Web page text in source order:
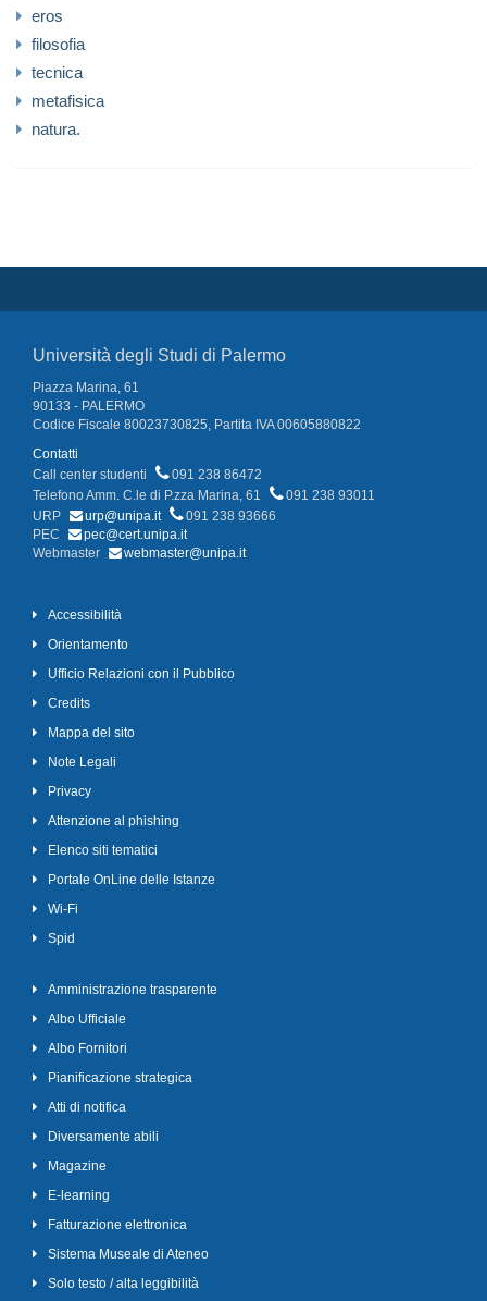
eros
filosofia
tecnica
metafisica
natura.
Università degli Studi di Palermo
Piazza Marina, 61
90133 - PALERMO
Codice Fiscale 80023730825, Partita IVA 00605880822
Contatti
Call center studenti
091 238 86472
Telefono Amm. C.le di P.zza Marina, 61
091 238 93011
URP
urp@unipa.it
091 238 93666
PEC
pec@cert.unipa.it
Webmaster
webmaster@unipa.it
Accessibilità
Orientamento
Ufficio Relazioni con il Pubblico
Credits
Mappa del sito
Note Legali
Privacy
Attenzione al phishing
Elenco siti tematici
Portale OnLine delle Istanze
Wi-Fi
Spid
Amministrazione trasparente
Albo Ufficiale
Albo Fornitori
Pianificazione strategica
Atti di notifica
Diversamente abili
Magazine
E-learning
Fatturazione elettronica
Sistema Museale di Ateneo
Solo testo / alta leggibilità